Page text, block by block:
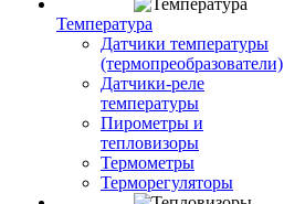
Температура
Датчики температуры
(термопреобразователи)
Датчики-реле
температуры
Пирометры и
тепловизоры
Термометры
Терморегуляторы